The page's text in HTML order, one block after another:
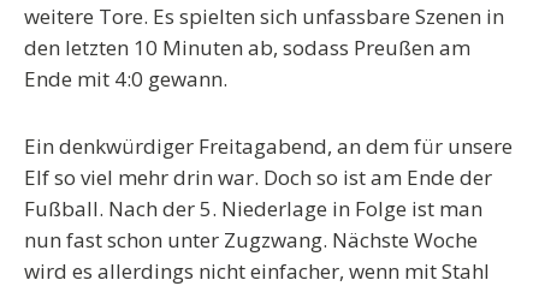
weitere Tore. Es spielten sich unfassbare Szenen in
den letzten 10 Minuten ab, sodass Preußen am
Ende mit 4:0 gewann.
Ein denkwürdiger Freitagabend, an dem für unsere
Elf so viel mehr drin war. Doch so ist am Ende der
Fußball. Nach der 5. Niederlage in Folge ist man
nun fast schon unter Zugzwang. Nächste Woche
wird es allerdings nicht einfacher, wenn mit Stahl